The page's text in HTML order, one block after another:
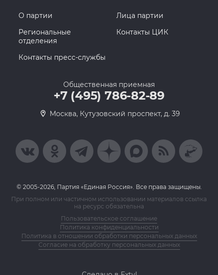
О партии
Лица партии
Региональные
отделения
Контакты ЦИК
Контакты пресс-службы
Общественная приемная
+7 (495) 786-82-89
Москва, Кутузовский проспект, д. 39
© 2005-2026, Партия «Единая Россия». Все права защищены.
При полном или частичном использовании материалов ссылка
на ресурс обязательна
Пользовательское соглашение
Политика конфиденциальности
Политика в отношении обработки персональных данных
Согласие на обработку персональных данных